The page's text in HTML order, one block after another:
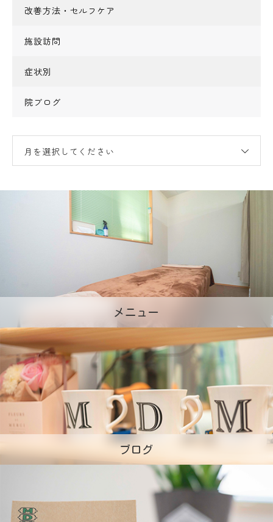
改善方法・セルフケア
施設訪問
症状別
院ブログ
月を選択してください
メニュー
ブログ